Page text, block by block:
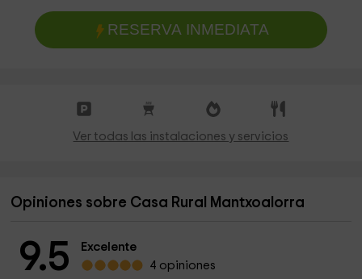
RESERVA INMEDIATA
Ver todas las instalaciones y servicios
Opiniones sobre Casa Rural Mantxoalorra
9.5
Excelente
4 opiniones